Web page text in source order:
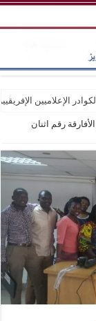
الإعلاميين
رقم اثنان